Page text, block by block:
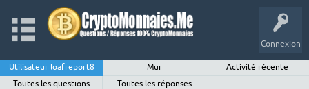
Connexion
Utilisateur loafreport8 Mur
Activité récente
Toutes les questions
Toutes les réponses